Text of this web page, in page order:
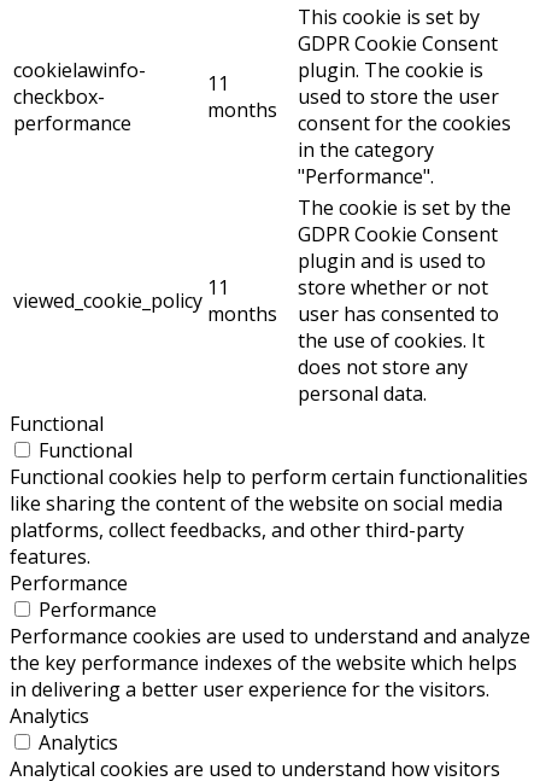
cookielawinfo-
checkbox-
performance
11
months
This cookie is set by
GDPR Cookie Consent
plugin. The cookie is
used to store the user
consent for the cookies
in the category
"Performance".
viewed_cookie_policy 11
months
The cookie is set by the
GDPR Cookie Consent
plugin and is used to
store whether or not
user has consented to
the use of cookies. It
does not store any
personal data.
Functional
Functional
Functional cookies help to perform certain functionalities
like sharing the content of the website on social media
platforms, collect feedbacks, and other third-party
features.
Performance
Performance
Performance cookies are used to understand and analyze
the key performance indexes of the website which helps
in delivering a better user experience for the visitors.
Analytics
Analytics
Analytical cookies are used to understand how visitors